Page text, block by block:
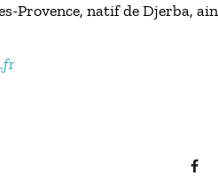
Provence, natif de Djerba,